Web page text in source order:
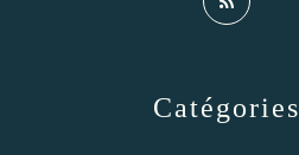
Catégories